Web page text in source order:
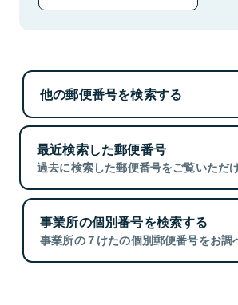
他の郵便番号を検索する
最近検索した郵便番号
過去に検索した郵便番号をご覧いただけ
事業所の個別番号を検索する
事業所の７けたの個別郵便番号をお調